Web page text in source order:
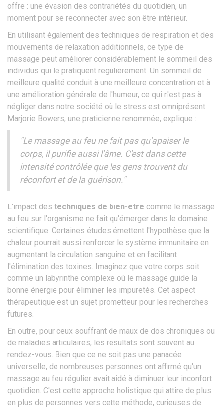
offre : une évasion des contrariétés du quotidien, un
moment pour se reconnecter avec son être intérieur.
En utilisant également des techniques de respiration et des
mouvements de relaxation additionnels, ce type de
massage peut améliorer considérablement le sommeil des
individus qui le pratiquent régulièrement. Un sommeil de
meilleure qualité conduit à une meilleure concentration et à
une amélioration générale de l'humeur, ce qui n'est pas à
négliger dans notre société où le stress est omniprésent.
Marjorie Bowers, une praticienne renommée, explique :
"Le massage au feu ne fait pas qu'apaiser le
corps, il purifie aussi l'âme. C'est dans cette
intensité contrôlée que les gens trouvent du
réconfort et de la guérison."
L'impact des techniques de bien-être comme le massage
au feu sur l'organisme ne fait qu'émerger dans le domaine
scientifique. Certaines études émettent l'hypothèse que la
chaleur pourrait aussi renforcer le système immunitaire en
augmentant la circulation sanguine et en facilitant
l'élimination des toxines. Imaginez que votre corps soit
comme un labyrinthe complexe où le massage guide la
bonne énergie pour éliminer les impuretés. Cet aspect
thérapeutique est un sujet prometteur pour les recherches
futures.
En outre, pour ceux souffrant de maux de dos chroniques ou
de maladies articulaires, les résultats sont souvent au
rendez-vous. Bien que ce ne soit pas une panacée
universelle, de nombreuses personnes ont affirmé qu'un
massage au feu régulier avait aidé à diminuer leur inconfort
quotidien. C'est cette approche holistique qui attire de plus
en plus de personnes vers cette méthode, curieuses de